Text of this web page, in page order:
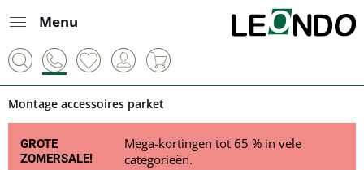
Menu
Montage accessoires parket
GROTE
ZOMERSALE!
Mega-kortingen tot 65 % in vele
categorieën.